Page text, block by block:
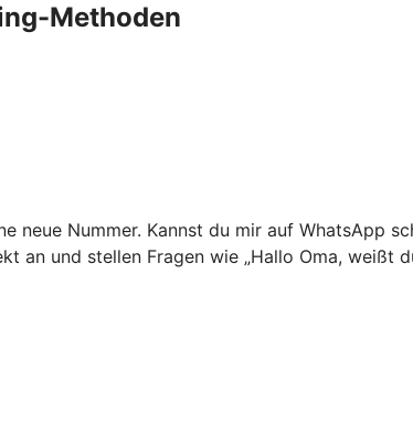
Methoden
neue Nummer. Kannst du mir auf WhatsApp
an und stellen Fragen wie „Hallo Oma, weißt